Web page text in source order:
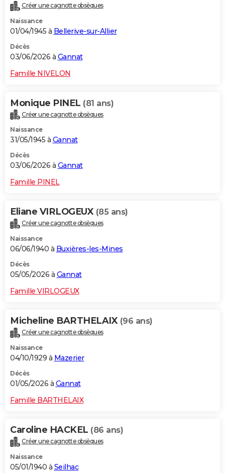
Créer une cagnotte obsèques
Naissance
01/04/1945 à Bellerive-sur-Allier
Décès
03/06/2026 à Gannat
Famille NIVELON
Monique PINEL (81 ans)
Créer une cagnotte obsèques
Naissance
31/05/1945 à Gannat
Décès
03/06/2026 à Gannat
Famille PINEL
Eliane VIRLOGEUX (85 ans)
Créer une cagnotte obsèques
Naissance
06/06/1940 à Buxières-les-Mines
Décès
05/05/2026 à Gannat
Famille VIRLOGEUX
Micheline BARTHELAIX (96 ans)
Créer une cagnotte obsèques
Naissance
04/10/1929 à Mazerier
Décès
01/05/2026 à Gannat
Famille BARTHELAIX
Caroline HACKEL (86 ans)
Créer une cagnotte obsèques
Naissance
05/01/1940 à Seilhac